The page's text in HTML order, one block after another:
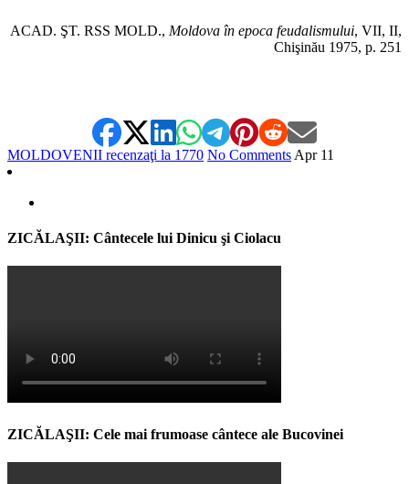
ACAD. ŞT. RSS MOLD., Moldova în epoca feudalismului, VII, II,
Chişinău 1975, p. 251
MOLDOVENII recenzaţi la 1770 No Comments Apr 11
ZICĂLAŞII: Cântecele lui Dinicu şi Ciolacu
ZICĂLAŞII: Cele mai frumoase cântece ale Bucovinei